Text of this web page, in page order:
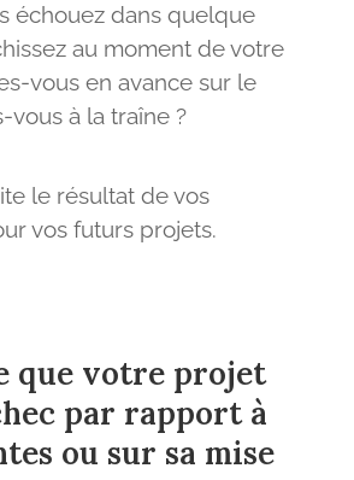
échouez dans quelque
au moment de votre
vous en avance sur le
vous à la traîne ?
le résultat de vos
vos futurs projets.
que votre projet
par rapport à
ou sur sa mise